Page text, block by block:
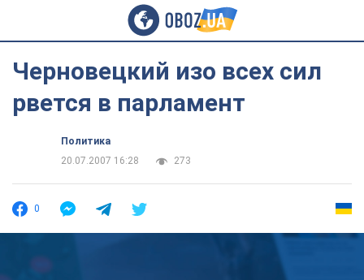
Черновецкий изо всех сил
рвется в парламент
Политика
20.07.2007 16:28
273
0